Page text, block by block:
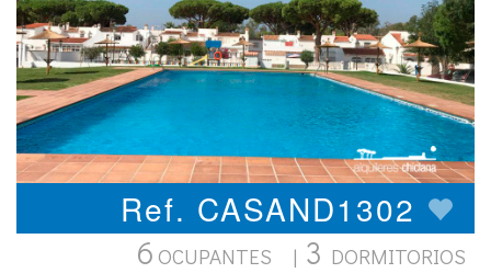
Ref. CASAND1302
6 OCUPANTES | 3 DORMITORIOS